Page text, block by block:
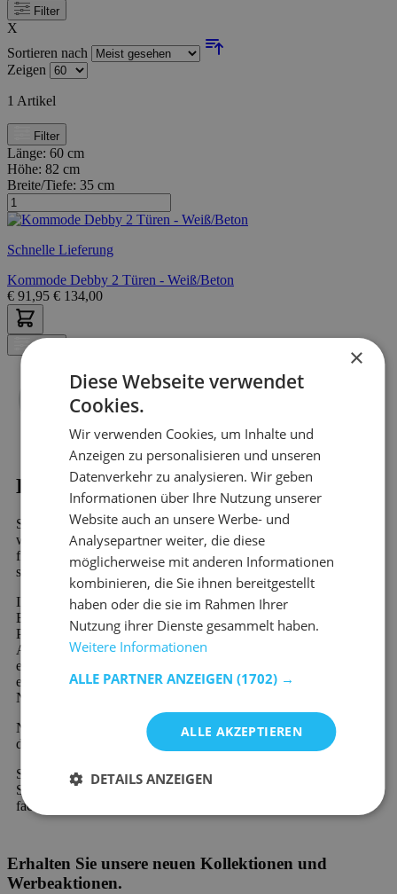
Filter
X
Sortieren nach
Zeigen
1 Artikel
Filter
Länge: 60 cm
Höhe: 82 cm
Breite/Tiefe: 35 cm
Schnelle Lieferung
Kommode Debby 2 Türen - Weiß/Beton
€ 91,95 € 134,00
Filter
Kaufen?
Sind Sie auf der Suche nach Sideboards - Betonlook? Dann
werden Sie bei Emob, Ihrem Online-Möbelshop, garantiert
finden. In unserem riesigen Sortiment finden Sie mehr als 10.000
schöne Möbel und stimmungsvolle Wohndekorationsprodukte.
Ihr neues Lieblingsprodukt aus der Kategorie Sideboards -
Betonlook wird schnell und preiswert verschickt. Viele unserer
Produkte sind sofort verfügbar und werden schnell geliefert.
Außerdem profitieren Sie von 60 Tagen Rückgaberecht und
einer 2-Jahres-Garantie auf alle Möbel. Neu bei Emob und
einzigartig in der Branche ist die Möglichkeit der kostenlosen
Nachzahlung oder der geteilten Zahlung.
Neu bei Emob und einzigartig in der Branche ist die Möglichkeit
der kostenlosen Nachzahlung oder der geteilten Zahlung.
Sie haben eine Frage zu unseren Produkten oder unserem
Service? Zögern Sie nicht,
fachkundiges Personal wird Ihnen gerne weiterhelfen.
Erhalten Sie unsere neuen Kollektionen und
Werbeaktionen.
×
Diese Webseite verwendet
Cookies.
Wir verwenden Cookies, um Inhalte und
Anzeigen zu personalisieren und unseren
Datenverkehr zu analysieren. Wir geben
Informationen über Ihre Nutzung unserer
Website auch an unsere Werbe- und
Analysepartner weiter, die diese
möglicherweise mit anderen Informationen
kombinieren, die Sie ihnen bereitgestellt
haben oder die sie im Rahmen Ihrer
Nutzung ihrer Dienste gesammelt haben.
Weitere Informationen
ALLE PARTNER ANZEIGEN (1702) →
ALLE AKZEPTIEREN
DETAILS ANZEIGEN